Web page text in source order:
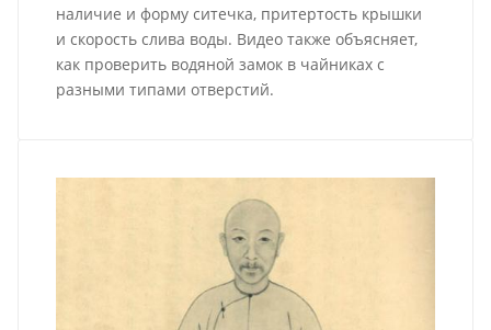
наличие и форму ситечка, притертость крышки
и скорость слива воды. Видео также объясняет,
как проверить водяной замок в чайниках с
разными типами отверстий.